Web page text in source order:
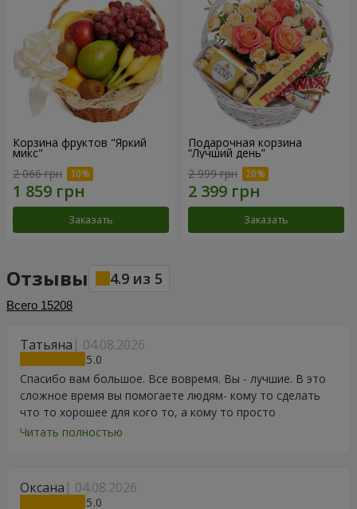
Корзина фруктов "Яркий
микс"
2 066 грн
Заказать
Подарочная корзина
“Лучший день”
2 999 грн
Заказать
Отзывы 4.9 из 5
Всего 15208
Татьяна 04.08.2026
5
Спасибо вам большое. Все вовремя. Вы - лучшие. В это
сложное время вы помогаете людям- кому то сделать
что то хорошее для кого то, а кому то просто
порадоваться цветам, подарку, тортику, поздравлению.
Читать полностью
Оксана 04.08.2026
5